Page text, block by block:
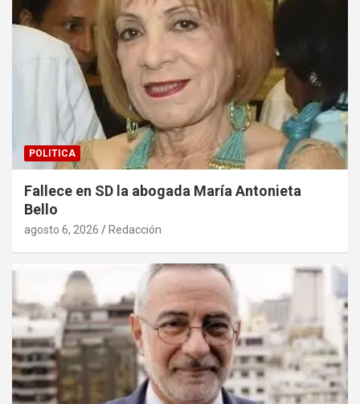
POLITICA
Fallece en SD la abogada María Antonieta
Bello
agosto 6, 2026 Redacción